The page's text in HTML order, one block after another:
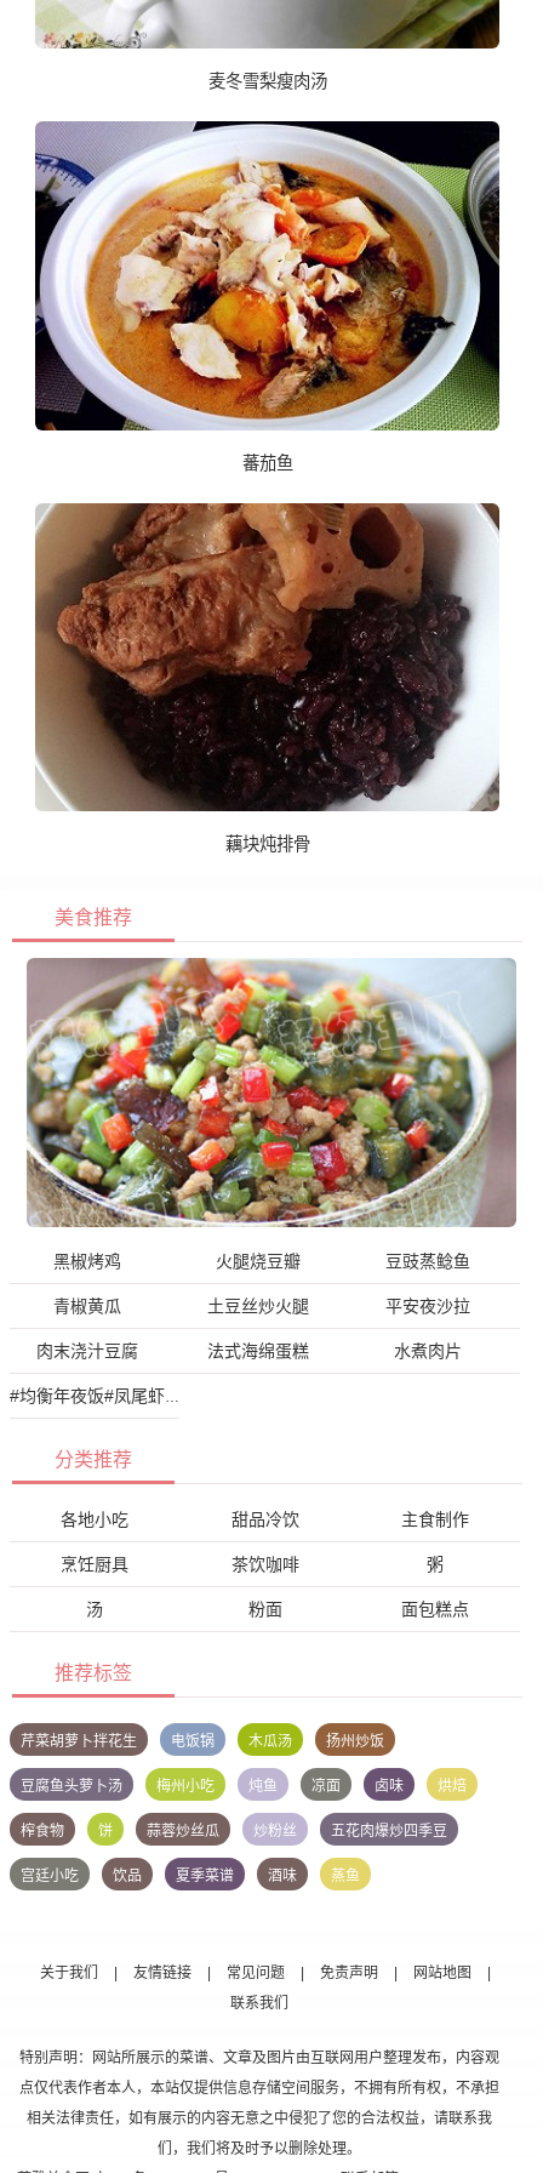
麦冬雪梨瘦肉汤
蕃茄鱼
藕块炖排骨
美食推荐
黑椒烤鸡 火腿烧豆瓣 豆豉蒸鲶鱼
青椒黄瓜 土豆丝炒火腿 平安夜沙拉
肉末浇汁豆腐 法式海绵蛋糕 水煮肉片
分类推荐
各地小吃 甜品冷饮 主食制作
烹饪厨具 茶饮咖啡 粥
汤 粉面 面包糕点
推荐标签
芹菜胡萝卜拌花生 电饭锅 木瓜汤 扬州炒饭
豆腐鱼头萝卜汤 梅州小吃 炖鱼 凉面 卤味 烘焙
榨食物 饼 蒜蓉炒丝瓜 炒粉丝 五花肉爆炒四季豆
宫廷小吃 饮品 夏季菜谱 酒味 蒸鱼
关于我们 | 友情链接 | 常见问题 | 免责声明 | 网站地图
|
联系我们
特别声明：网站所展示的菜谱、文章及图片由互联网用户整理发布，内容观
点仅代表作者本人，本站仅提供信息存储空间服务，不拥有所有权，不承担
相关法律责任，如有展示的内容无意之中侵犯了您的合法权益，请联系我
们，我们将及时予以删除处理。